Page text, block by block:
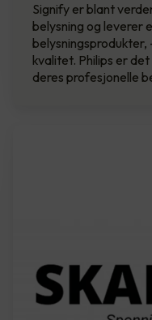
Signify er blant
belysning og leverer
kvalitet. Philips er
deres profesjonelle